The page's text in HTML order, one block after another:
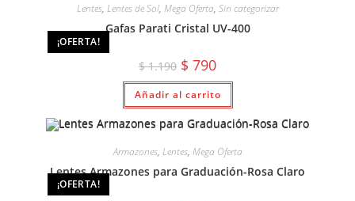
¡OFERTA!
Lentes, Lentes de Sol, Mega Oferta, Sin categorizar
Gafas Parati Cristal UV-400
$1.190 El
precio
original
era:
$ 1.190.
$ 790El
actual
es:
$ 790.
Añadir al carrito
¡OFERTA!
Armazones, Lentes, Mega Oferta
Lentes Armazones para Graduación-Rosa Claro